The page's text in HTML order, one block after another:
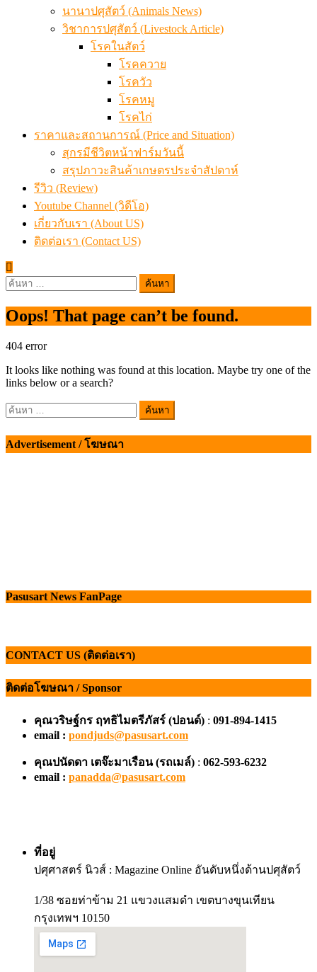
นานาปศุสัตว์ (Animals News)
วิชาการปศุสัตว์ (Livestock Article)
โรคในสัตว์
โรคควาย
โรควัว
โรคหมู
โรคไก่
ราคาและสถานการณ์ (Price and Situation)
สุกรมีชีวิตหน้าฟาร์มวันนี้
สรุปภาวะสินค้าเกษตรประจำสัปดาห์
รีวิว (Review)
Youtube Channel (วิดีโอ)
เกี่ยวกับเรา (About US)
ติดต่อเรา (Contact US)
ค้นหา
Oops! That page can’t be found.
404 error
It looks like nothing was found at this location. Maybe try one of the
links below or a search?
ค้นหา
Advertisement / โฆษณา
Pasusart News FanPage
CONTACT US (ติดต่อเรา)
ติดต่อโฆษณา / Sponsor
คุณวริษฐ์กร ฤทธิไมตรีภัสร์ (ปอนด์) : 091-894-1415
email : pondjuds@pasusart.com
คุณปนัดดา เตจ๊ะมาเรือน (รถเมล์) : 062-593-6232
email : panadda@pasusart.com
ที่อยู่
ปศุศาสตร์ นิวส์ : Magazine Online อันดับหนึ่งด้านปศุสัตว์
1/38 ซอยท่าข้าม 21 แขวงแสมดำ เขตบางขุนเทียน
กรุงเทพฯ 10150